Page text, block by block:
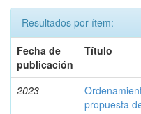
Resultados por ítem:
Fecha de
publicación
Título
2023
propuesta